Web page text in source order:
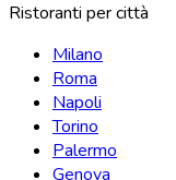
Ristoranti per città
Milano
Roma
Napoli
Torino
Palermo
Genova